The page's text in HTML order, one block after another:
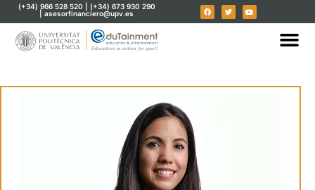
(+34) 966 528 520 | (+34) 673 930 290
| asesorfinanciero@upv.es